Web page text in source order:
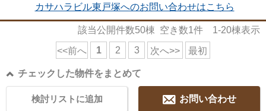
カサハラビル東戸塚へのお問い合わせはこちら
該当公開件数50棟 空き数1件 1-20棟表示
<<前へ 1 2 3 次へ>> 最初
チェックした物件をまとめて
お問い合わせ
検討リストに追加